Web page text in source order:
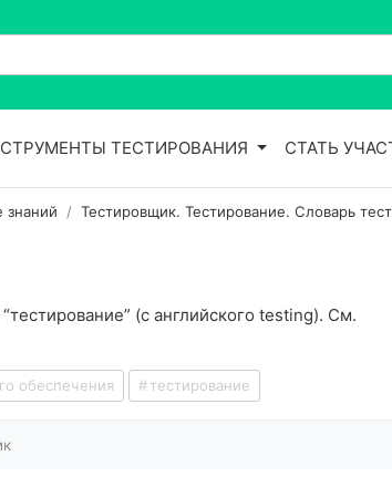
ТЕСТИРОВАНИЯ СТАТЬ
знаний Тестировщик. Тестирование. Словарь
(с английского testing). См.
обеспечения тестирование